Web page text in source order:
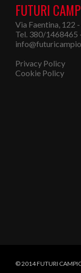
FUTURI
Via Faentina, 122
Tel. 380/
Privacy Policy
Cookie Policy
© 2014 FUTURI